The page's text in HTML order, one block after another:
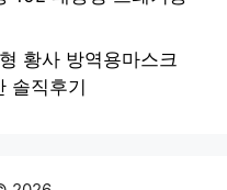
황사 방역용마스크
솔직후기